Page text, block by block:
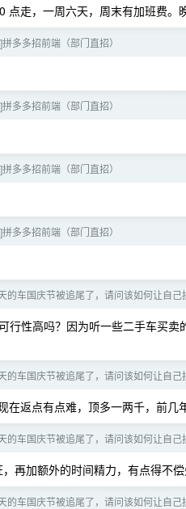
点走，一周六天，周末有加班费。
多多招前端（部门直招）
多多招前端（部门直招）
多多招前端（部门直招）
多多招前端（部门直招）
的车国庆节被追尾了，请问该如何让自己
行性高吗？因为听一些二手车买
的车国庆节被追尾了，请问该如何让自己
在返点有点难，顶多一两千，前几
的车国庆节被追尾了，请问该如何让自己
再加额外的时间精力，有点得不偿
的车国庆节被追尾了，请问该如何让自己